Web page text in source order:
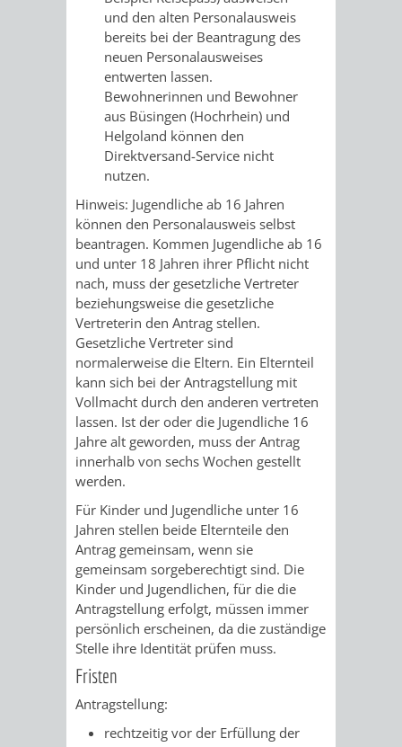
BESTATTUNGSMÖGLICHKEITEN
HAUPTFRIEDHOF
WEINHEIM
FRIEDHÖFE
HOHENSACHSEN
FRIEDHOF
LÜTZELSACHSEN
FRIEDHOF
OBERFLOCKENBACH
RIPPENWEIER-
HEILIGKREUZ
FRIEDHOF
SULZBACH
KULTUREINRICHTUNGEN
THEATER
MUSEUM
VERANSTALTUNGEN
KINDER
IM
STADTBIBLIOTHEK
A
BIS
Z
AUSLEIHE
MEDIENANGEBOTE
ONLINE-
KATALOG
VERANSTALTUNGEN
AUSBILDUNG
PRAKTIKA
LEIHVERKEHR
DER
BIBLIOTHEK
SERVICE
FÜR
LEHRER/INNEN
ERZIEHER/INNEN
KINO
VERANSTALTER
VERANSTALTUNGSRÄUME
STADTHALLE
ROLF-
ENGELBRECHT-
HAUS
IM
ALTEN
RATHAUS
STADTARCHIV
MELDEKARTEI
VERÖFFENTLICHUNGEN
PARKEN
APP
EASYPARKEN
RADFAHREN
STADTPLAN /
GEOPORTAL
und den alten Personalausweis
bereits bei der Beantragung des
neuen Personalausweises
entwerten lassen.
Bewohnerinnen und Bewohner
aus Büsingen (Hochrhein) und
Helgoland können den
Direktversand-Service nicht
nutzen.
Hinweis: Jugendliche ab 16 Jahren
können den Personalausweis selbst
beantragen. Kommen Jugendliche ab 16
und unter 18 Jahren ihrer Pflicht nicht
nach, muss der gesetzliche Vertreter
beziehungsweise die gesetzliche
Vertreterin den Antrag stellen.
Gesetzliche Vertreter sind
normalerweise die Eltern. Ein Elternteil
kann sich bei der Antragstellung mit
Vollmacht durch den anderen vertreten
lassen. Ist der oder die Jugendliche 16
Jahre alt geworden, muss der Antrag
innerhalb von sechs Wochen gestellt
werden.
Für Kinder und Jugendliche unter 16
Jahren stellen beide Elternteile den
Antrag gemeinsam, wenn sie
gemeinsam sorgeberechtigt sind. Die
Kinder und Jugendlichen, für die die
Antragstellung erfolgt, müssen immer
persönlich erscheinen, da die zuständige
Stelle ihre Identität prüfen muss.
Fristen
Antragstellung:
rechtzeitig vor der Erfüllung der